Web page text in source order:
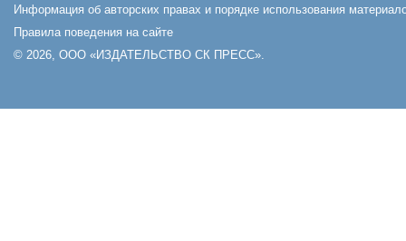
Информация об авторских правах и порядке использования
Правила поведения на сайте
© 2026, ООО «ИЗДАТЕЛЬСТВО СК ПРЕСС».